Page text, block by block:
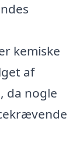
kemiske
af
da nogle